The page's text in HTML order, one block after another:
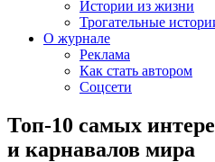
Истории из жизни
Трогательные
О журнале
Реклама
Как стать автором
Соцсети
Топ-10 самых
и карнавалов мира